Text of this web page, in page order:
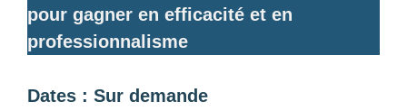
pour gagner en efficacité et en
professionnalisme
Dates : Sur demande